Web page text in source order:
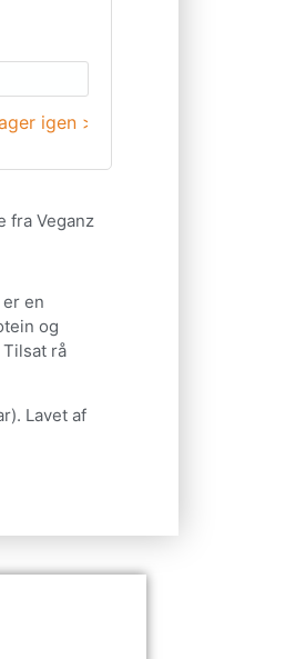
igen >
fra Veganz
en
og
rå
Lavet af